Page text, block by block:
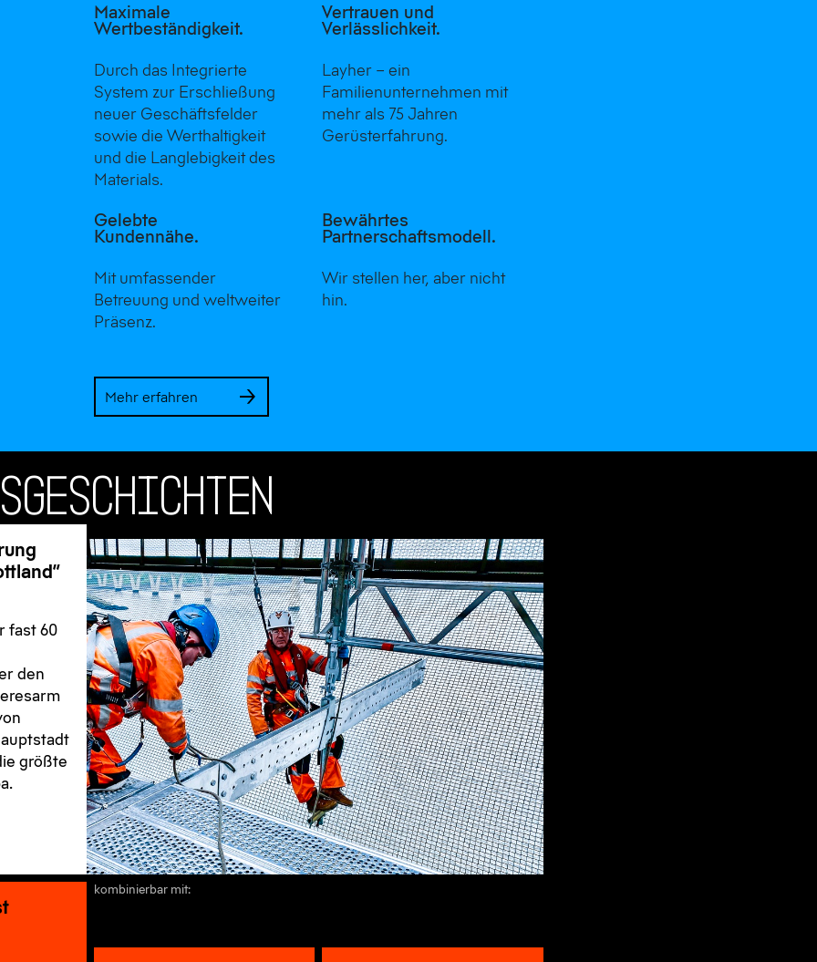
Maximale
Wertbeständigkeit.
Durch das Integrierte
System zur Erschließung
neuer Geschäftsfelder
sowie die Werthaltigkeit
und die Langlebigkeit des
Materials.
Vertrauen und
Verlässlichkeit.
Layher – ein
Familienunternehmen mit
mehr als 75 Jahren
Gerüsterfahrung.
Gelebte
Kundennähe.
Mit umfassender
Betreuung und weltweiter
Präsenz.
Bewährtes
Partnerschaftsmodell.
Wir stellen her, aber nicht
hin.
Mehr erfahren
fast 60
den
größte
kombinierbar mit: